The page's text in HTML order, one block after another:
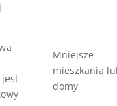
jest
Mniejsze
mieszkania
domy